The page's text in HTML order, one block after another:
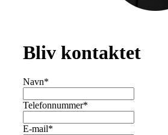
Bliv kontaktet
Navn*
Telefonnummer*
E-mail*